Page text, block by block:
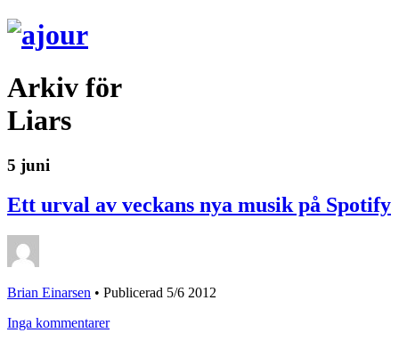
Arkiv för
Liars
5 juni
Ett urval av veckans nya musik på Spotify
Brian Einarsen • Publicerad 5/6 2012
Inga kommentarer